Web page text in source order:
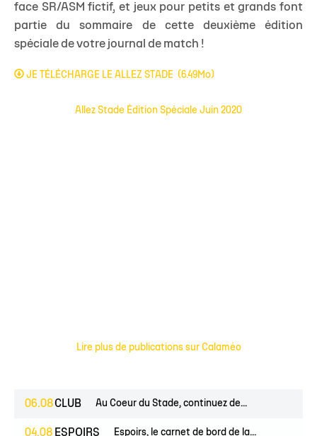
face SR/ASM fictif, et jeux pour petits et grands font
partie du sommaire de cette deuxième édition
spéciale de votre journal de match !
JE TÉLÉCHARGE LE ALLEZ STADE (6.49Mo)
Allez Stade Édition Spéciale Juin 2020
Lire plus de publications sur Calaméo
06.08CLUB Au Coeur du Stade, continuez de...
04.08 ESPOIRS Espoirs, le carnet de bord de la...